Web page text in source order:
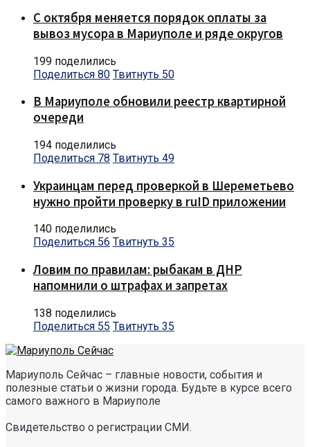
С октября меняется порядок оплаты за
вывоз мусора в Мариуполе и ряде округов
199 поделились
Поделиться 80 Твитнуть 50
В Мариуполе обновили реестр квартирной
очереди
194 поделились
Поделиться 78 Твитнуть 49
Украинцам перед проверкой в Шереметьево
нужно пройти проверку в ruID приложении
140 поделились
Поделиться 56 Твитнуть 35
Ловим по правилам: рыбакам в ДНР
напомнили о штрафах и запретах
138 поделились
Поделиться 55 Твитнуть 35
Мариуполь Сейчас – главные новости, события и
полезные статьи о жизни города. Будьте в курсе всего
самого важного в Мариуполе
Свидетельство о регистрации СМИ.